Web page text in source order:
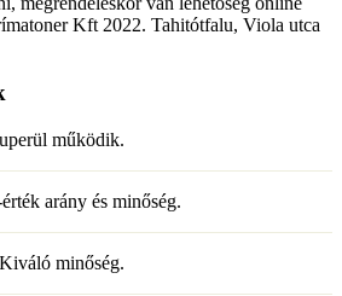
Kft 2022. Tahitótfalu, Viola utca
működik.
arány és minőség.
minőség.